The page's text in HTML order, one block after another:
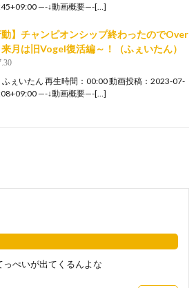
—-↓動画概要—-[…]
動】チャンピオンシップ終わったのでOver
月は旧Vogel復活編～！（ふぇいたん）
ふぇいたん 再生時間：00:00 動画投稿：2023-07-
—-↓動画概要—-[…]
ぺいが出てくるんよな